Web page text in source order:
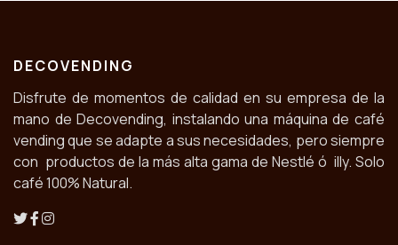
DECOVENDING
Disfrute de momentos de calidad en su empresa de la
mano de Decovending, instalando una máquina de café
vending que se adapte a sus necesidades, pero siempre
con productos de la más alta gama de Nestlé ó illy. Solo
café 100% Natural.